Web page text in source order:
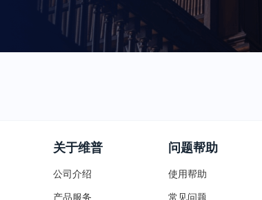
关于维普
公司介绍
产品服务
问题帮助
使用帮助
常见问题